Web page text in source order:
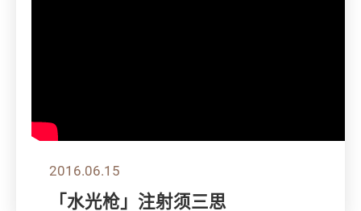
2016.06.15
「水光枪」注射须三思